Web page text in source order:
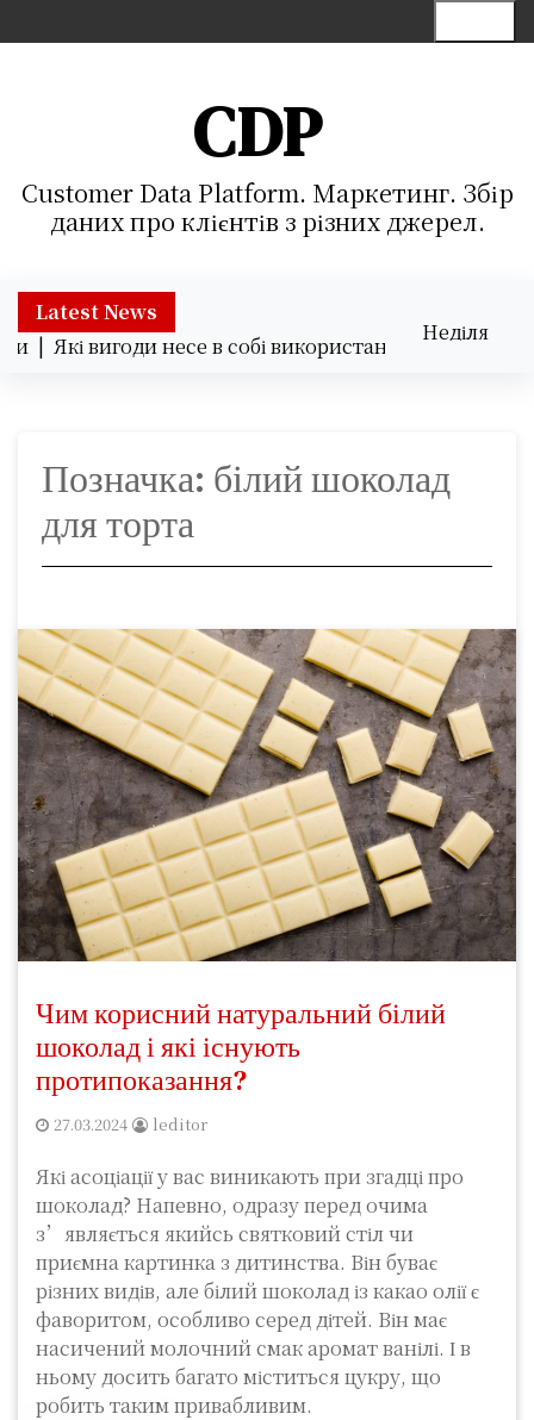
k
CDP
Customer Data Platform. Маркетинг. Збір
даних про клієнтів з різних джерел.
Latest News
| Які вигоди несе в собі використання хмарних
Неділя
Позначка: білий шоколад
для торта
Чим корисний натуральний білий
шоколад і які існують
протипоказання?
27.03.2024 leditor
Які асоціації у вас виникають при згадці про
шоколад? Напевно, одразу перед очима
з’являється якийсь святковий стіл чи
приємна картинка з дитинства. Він буває
різних видів, але білий шоколад із какао олії є
фаворитом, особливо серед дітей. Він має
насичений молочний смак аромат ванілі. І в
ньому досить багато міститься цукру, що
робить таким привабливим.